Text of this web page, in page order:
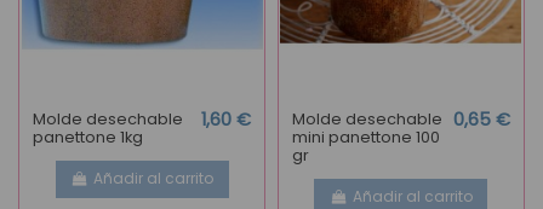
Molde desechable
panettone 1kg
1,60 €
Añadir al carrito
Molde desechable
mini panettone 100
gr
0,65 €
Añadir al carrito